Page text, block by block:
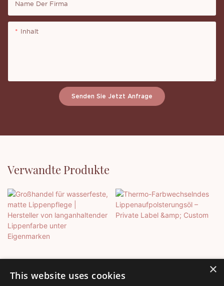
Name Der Firma
Inhalt
Senden Sie Jetzt Anfrage
Verwandte Produkte
×
This website uses cookies